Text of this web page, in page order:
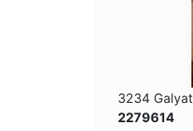
3234
2279614